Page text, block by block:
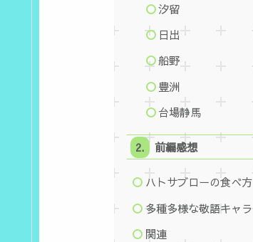
汐留
日出
船野
豊洲
台場静馬
前編感想
ハトサブローの食べ方
多種多様な敬語キャラ
関連